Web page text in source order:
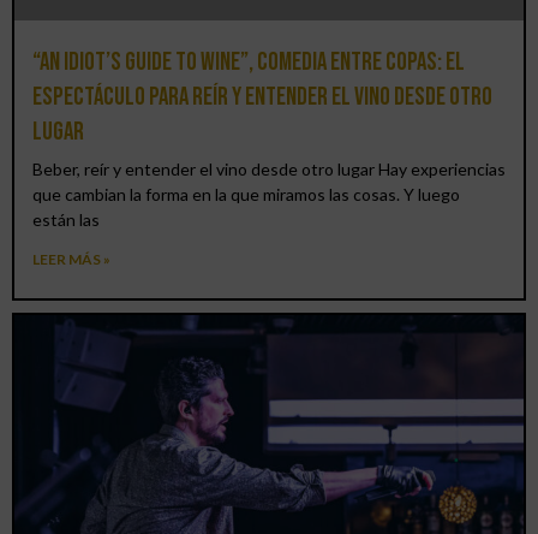
“An Idiot’s Guide to Wine”, comedia entre copas: el
espectáculo para reír y entender el vino desde otro
lugar
Beber, reír y entender el vino desde otro lugar Hay experiencias
que cambian la forma en la que miramos las cosas. Y luego
están las
LEER MÁS »